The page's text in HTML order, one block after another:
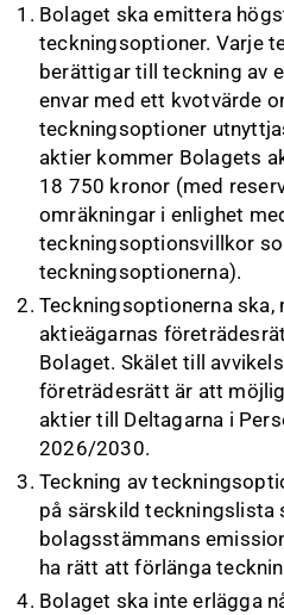
Bolaget ska emittera
teckningsoptioner. Varje
berättigar till teckning av
envar med ett kvotvärde
teckningsoptioner
aktier kommer Bolagets
18 750 kronor (med
omräkningar i enlighet
teckningsoptionsvillkor
teckningsoptionerna).
Teckningsoptionerna ska,
aktieägarnas
Bolaget. Skälet till
företrädesrätt är att
aktier till Deltagarna i
2026/2030.
Teckning av
på särskild teckningslista
bolagsstämmans
ha rätt att förlänga
Bolaget ska inte erlägga